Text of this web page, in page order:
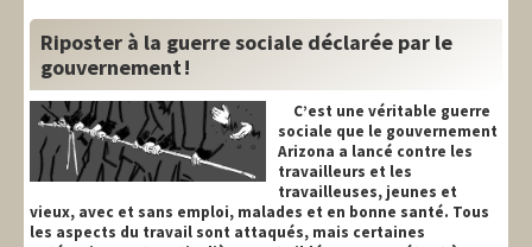
Riposter à la guerre sociale déclarée par le
gouvernement !
C’est une véritable guerre
sociale que le gouvernement
Arizona a lancé contre les
travailleurs et les
travailleuses, jeunes et
vieux, avec et sans emploi, malades et en bonne santé. Tous
les aspects du travail sont attaqués, mais certaines